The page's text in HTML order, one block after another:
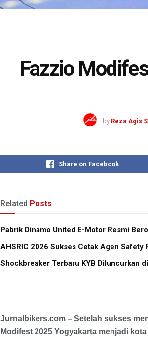
Fazzio
by Reza Agis
Share on Facebook
Related Posts
Pabrik Dinamo United E-Motor Resmi
AHSRIC 2026 Sukses Cetak Agen Safety
Shockbreaker Terbaru KYB Diluncurkan
Jurnalbikers.com – Setelah sukses
Modifest 2025 Yogyakarta menjadi